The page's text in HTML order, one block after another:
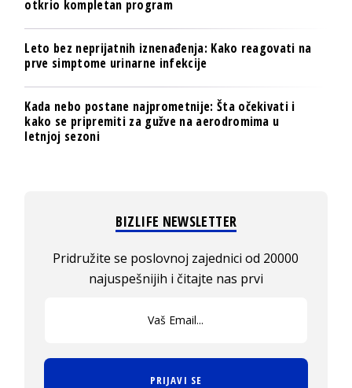
otkrio kompletan program
Leto bez neprijatnih iznenađenja: Kako reagovati na
prve simptome urinarne infekcije
Kada nebo postane najprometnije: Šta očekivati i
kako se pripremiti za gužve na aerodromima u
letnjoj sezoni
BIZLIFE NEWSLETTER
Pridružite se poslovnoj zajednici od 20000
najuspešnijih i čitajte nas prvi
PRIJAVI SE